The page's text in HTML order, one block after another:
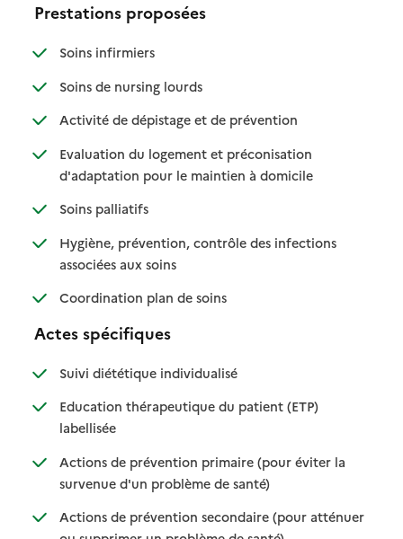
Prestations proposées
Soins infirmiers: disponible
: non disponible
Soins de nursing lourds: disponible
: non disponible
Activité de dépistage et de prévention: disponible
: non disponible
Evaluation du logement et préconisation
d'adaptation pour le maintien à domicile: disponible
: non disponible
Soins palliatifs: disponible
: non disponible
Hygiène, prévention, contrôle des infections
associées aux soins: disponible
: non disponible
Coordination plan de soins: disponible
: non disponible
Actes spécifiques
Suivi diététique individualisé: disponible
: non disponible
Education thérapeutique du patient (ETP)
labellisée: disponible
: non disponible
Actions de prévention primaire (pour éviter la
survenue d'un problème de santé): disponible
: non disponible
Actions de prévention secondaire (pour atténuer